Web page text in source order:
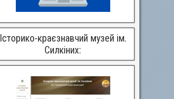
Історико-краєзнавчий музей ім.
Силкіних: